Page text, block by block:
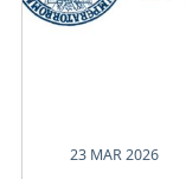
23 MAR 2026